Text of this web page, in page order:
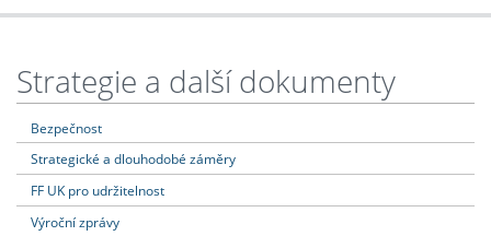
Strategie a další dokumenty
Bezpečnost
Strategické a dlouhodobé záměry
FF UK pro udržitelnost
Výroční zprávy